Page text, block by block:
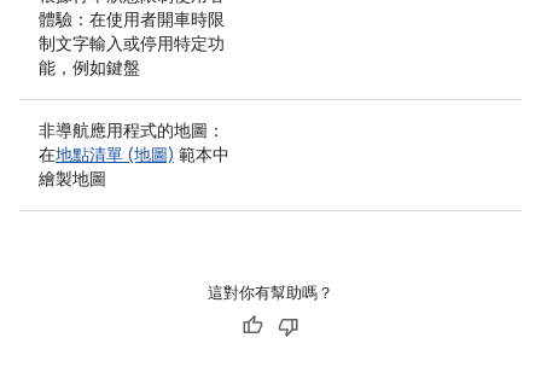
體驗：在使用者開車時限
制文字輸入或停用特定功
能，例如鍵盤
非導航應用程式的地圖：
在地點清單 (地圖) 範本中
繪製地圖
這對你有幫助嗎？